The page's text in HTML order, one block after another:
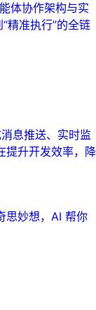
体协作架构与实
精准执行”的全链
息推送、实时监
提升开发效率，降
思妙想，AI 帮你